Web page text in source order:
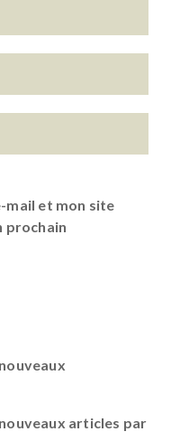
mail et mon site
prochain
articles par